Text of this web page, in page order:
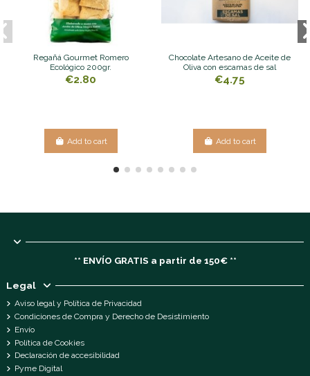
Regañá Gourmet Romero
Ecológico 200gr.
€2.80
Add to cart
Chocolate Artesano de Aceite de
Oliva con escamas de sal
€4.75
Add to cart
** ENVÍO GRATIS a partir de 150€ **
Legal
Aviso legal y Política de Privacidad
Condiciones de Compra y Derecho de Desistimiento
Envío
Política de Cookies
Declaración de accesibilidad
Pyme Digital